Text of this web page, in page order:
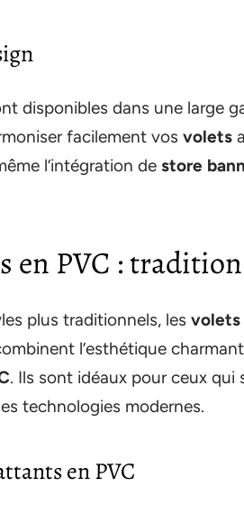
disponibles dans une large
facilement vos volets
l’intégration de store
en PVC :
plus traditionnels, les volets
l’esthétique
. Ils sont idéaux pour ceux
technologies modernes.
en PVC